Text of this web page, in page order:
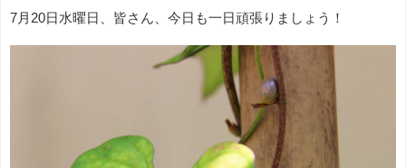
7月20日水曜日、皆さん、今日も一日頑張りましょう！